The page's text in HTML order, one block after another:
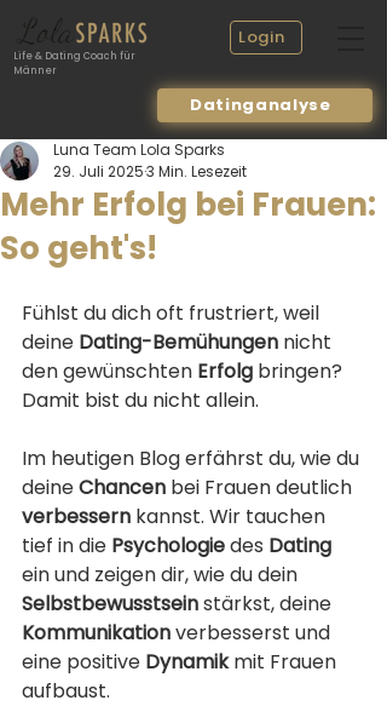
Datinganalyse
Life & Dating Coach für
Männer
Login
Mehr Erfolg bei Frauen:
So geht's!
Luna Team Lola Sparks
29. Juli 20253 Min. Lesezeit
Fühlst du dich oft frustriert, weil
deine Dating-Bemühungen nicht
den gewünschten Erfolg bringen?
Damit bist du nicht allein.
Im heutigen Blog erfährst du, wie du
deine Chancen bei Frauen deutlich
verbessern kannst. Wir tauchen
tief in die Psychologie des Dating
ein und zeigen dir, wie du dein
Selbstbewusstsein stärkst, deine
Kommunikation verbesserst und
eine positive Dynamik mit Frauen
aufbaust.